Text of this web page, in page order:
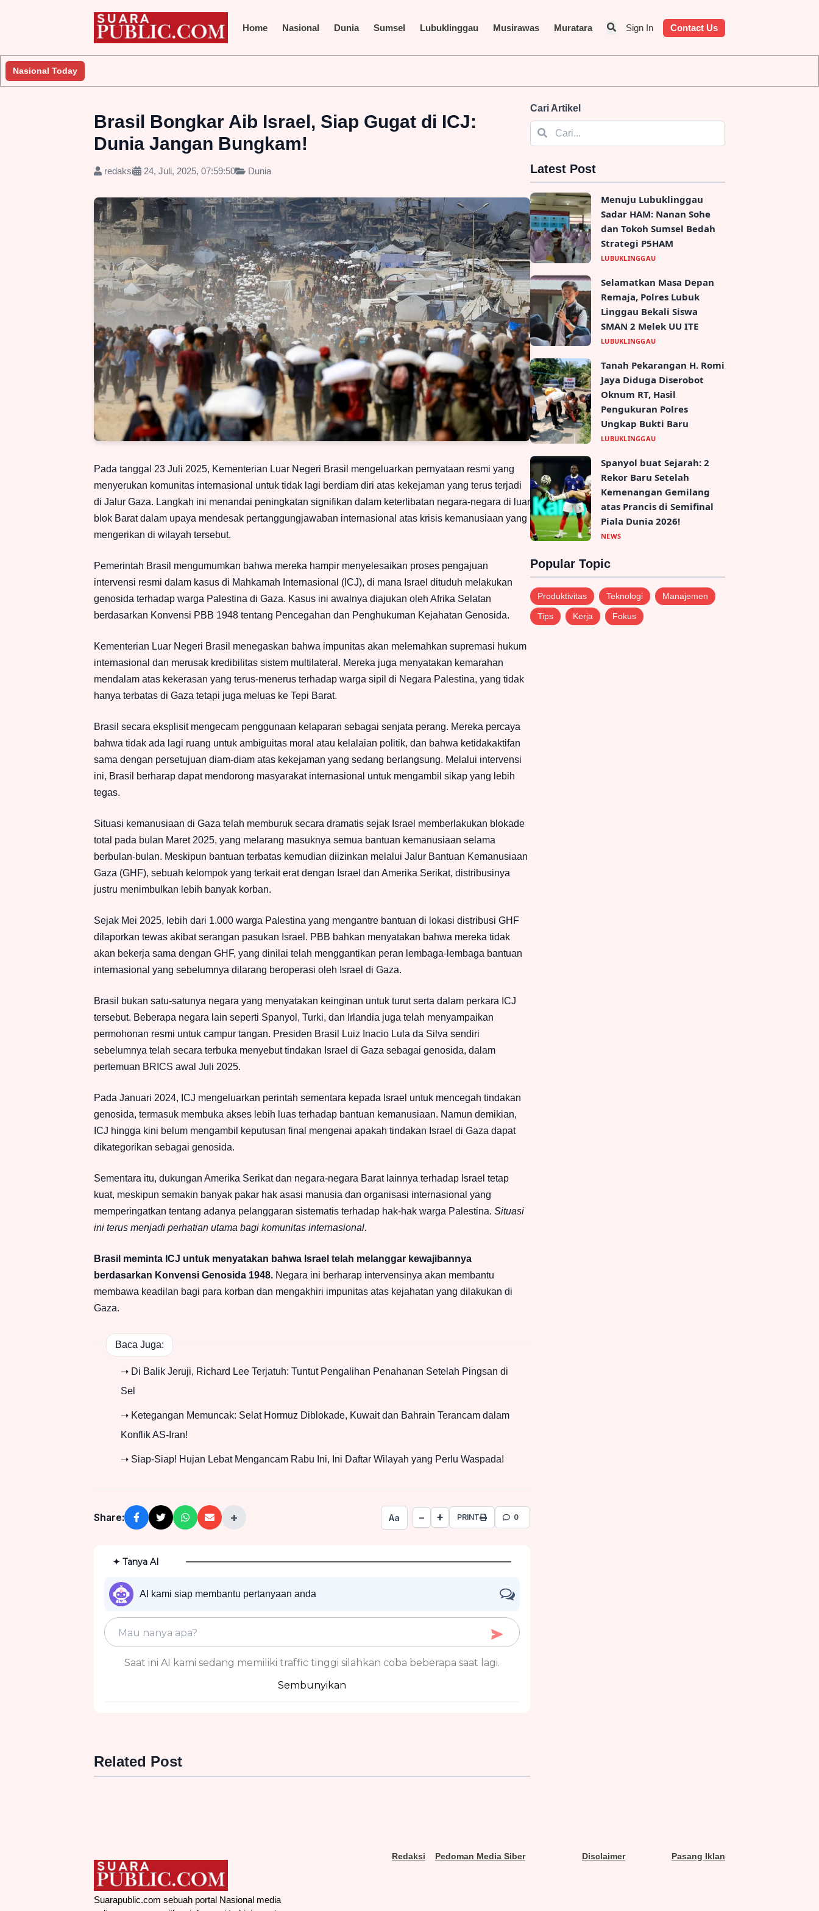
Home Nasional Dunia Sumsel Lubuklinggau Musirawas Muratara Sign In Contact Us
Nasional TodayJembatan Gantung Batu Pepe Rp10 Miliar Terus Disorot, LAKI P45 Pertanyakan Transparansi Proyek dan Identitas Penyedia Jasa
Brasil Bongkar Aib Israel, Siap Gugat di ICJ:
Dunia Jangan Bungkam!
redaksi 24, Juli, 2025, 07:59:50 Dunia
Pada tanggal 23 Juli 2025, Kementerian Luar Negeri Brasil mengeluarkan pernyataan resmi yang
menyerukan komunitas internasional untuk tidak lagi berdiam diri atas kekejaman yang terus terjadi
di Jalur Gaza. Langkah ini menandai peningkatan signifikan dalam keterlibatan negara-negara di luar
blok Barat dalam upaya mendesak pertanggungjawaban internasional atas krisis kemanusiaan yang
mengerikan di wilayah tersebut.
Pemerintah Brasil mengumumkan bahwa mereka hampir menyelesaikan proses pengajuan
intervensi resmi dalam kasus di Mahkamah Internasional (ICJ), di mana Israel dituduh melakukan
genosida terhadap warga Palestina di Gaza. Kasus ini awalnya diajukan oleh Afrika Selatan
berdasarkan Konvensi PBB 1948 tentang Pencegahan dan Penghukuman Kejahatan Genosida.
Kementerian Luar Negeri Brasil menegaskan bahwa impunitas akan melemahkan supremasi hukum
internasional dan merusak kredibilitas sistem multilateral. Mereka juga menyatakan kemarahan
mendalam atas kekerasan yang terus-menerus terhadap warga sipil di Negara Palestina, yang tidak
hanya terbatas di Gaza tetapi juga meluas ke Tepi Barat.
Brasil secara eksplisit mengecam penggunaan kelaparan sebagai senjata perang. Mereka percaya
bahwa tidak ada lagi ruang untuk ambiguitas moral atau kelalaian politik, dan bahwa ketidakaktifan
sama dengan persetujuan diam-diam atas kekejaman yang sedang berlangsung. Melalui intervensi
ini, Brasil berharap dapat mendorong masyarakat internasional untuk mengambil sikap yang lebih
tegas.
Situasi kemanusiaan di Gaza telah memburuk secara dramatis sejak Israel memberlakukan blokade
total pada bulan Maret 2025, yang melarang masuknya semua bantuan kemanusiaan selama
berbulan-bulan. Meskipun bantuan terbatas kemudian diizinkan melalui Jalur Bantuan Kemanusiaan
Gaza (GHF), sebuah kelompok yang terkait erat dengan Israel dan Amerika Serikat, distribusinya
justru menimbulkan lebih banyak korban.
Sejak Mei 2025, lebih dari 1.000 warga Palestina yang mengantre bantuan di lokasi distribusi GHF
dilaporkan tewas akibat serangan pasukan Israel. PBB bahkan menyatakan bahwa mereka tidak
akan bekerja sama dengan GHF, yang dinilai telah menggantikan peran lembaga-lembaga bantuan
internasional yang sebelumnya dilarang beroperasi oleh Israel di Gaza.
Brasil bukan satu-satunya negara yang menyatakan keinginan untuk turut serta dalam perkara ICJ
tersebut. Beberapa negara lain seperti Spanyol, Turki, dan Irlandia juga telah menyampaikan
permohonan resmi untuk campur tangan. Presiden Brasil Luiz Inacio Lula da Silva sendiri
sebelumnya telah secara terbuka menyebut tindakan Israel di Gaza sebagai genosida, dalam
pertemuan BRICS awal Juli 2025.
Pada Januari 2024, ICJ mengeluarkan perintah sementara kepada Israel untuk mencegah tindakan
genosida, termasuk membuka akses lebih luas terhadap bantuan kemanusiaan. Namun demikian,
ICJ hingga kini belum mengambil keputusan final mengenai apakah tindakan Israel di Gaza dapat
dikategorikan sebagai genosida.
Sementara itu, dukungan Amerika Serikat dan negara-negara Barat lainnya terhadap Israel tetap
kuat, meskipun semakin banyak pakar hak asasi manusia dan organisasi internasional yang
memperingatkan tentang adanya pelanggaran sistematis terhadap hak-hak warga Palestina. Situasi
ini terus menjadi perhatian utama bagi komunitas internasional.
Brasil meminta ICJ untuk menyatakan bahwa Israel telah melanggar kewajibannya
berdasarkan Konvensi Genosida 1948. Negara ini berharap intervensinya akan membantu
membawa keadilan bagi para korban dan mengakhiri impunitas atas kejahatan yang dilakukan di
Gaza.
Baca Juga:
➝ Di Balik Jeruji, Richard Lee Terjatuh: Tuntut Pengalihan Penahanan Setelah Pingsan di
Sel
➝ Ketegangan Memuncak: Selat Hormuz Diblokade, Kuwait dan Bahrain Terancam dalam
Konflik AS-Iran!
➝ Siap-Siap! Hujan Lebat Mengancam Rabu Ini, Ini Daftar Wilayah yang Perlu Waspada!
Share: + Aa − + PRINT 0
✦ Tanya AI
AI kami siap membantu pertanyaan anda
Saat ini AI kami sedang memiliki traffic tinggi silahkan coba beberapa saat lagi.
Sembunyikan
Related Post
Cari Artikel
Latest Post
Menuju Lubuklinggau
Sadar HAM: Nanan Sohe
dan Tokoh Sumsel Bedah
Strategi P5HAM
LUBUKLINGGAU
Selamatkan Masa Depan
Remaja, Polres Lubuk
Linggau Bekali Siswa
SMAN 2 Melek UU ITE
LUBUKLINGGAU
Tanah Pekarangan H. Romi
Jaya Diduga Diserobot
Oknum RT, Hasil
Pengukuran Polres
Ungkap Bukti Baru
LUBUKLINGGAU
Spanyol buat Sejarah: 2
Rekor Baru Setelah
Kemenangan Gemilang
atas Prancis di Semifinal
Piala Dunia 2026!
NEWS
Popular Topic
Produktivitas Teknologi Manajemen
Tips Kerja Fokus
Suarapublic.com sebuah portal Nasional media
Redaksi Pedoman Media Siber Disclaimer Pasang Iklan